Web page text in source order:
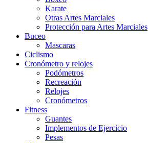
Karate
Otras Artes Marciales
Protección para Artes Marciales
Buceo
Mascaras
Ciclismo
Cronómetro y relojes
Podómetros
Recreación
Relojes
Cronómetros
Fitness
Guantes
Implementos de Ejercicio
Pesas